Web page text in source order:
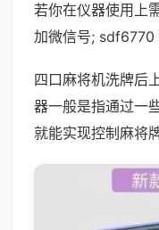
若你在仪器使用上
加微信号; sdf6770
四口麻将机洗牌后
器一般是指通过一
就能实现控制麻将